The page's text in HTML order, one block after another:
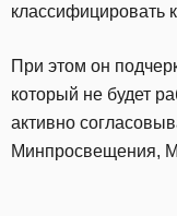
классифицировать
При этом он
который не будет
активно
Минпросвещения,